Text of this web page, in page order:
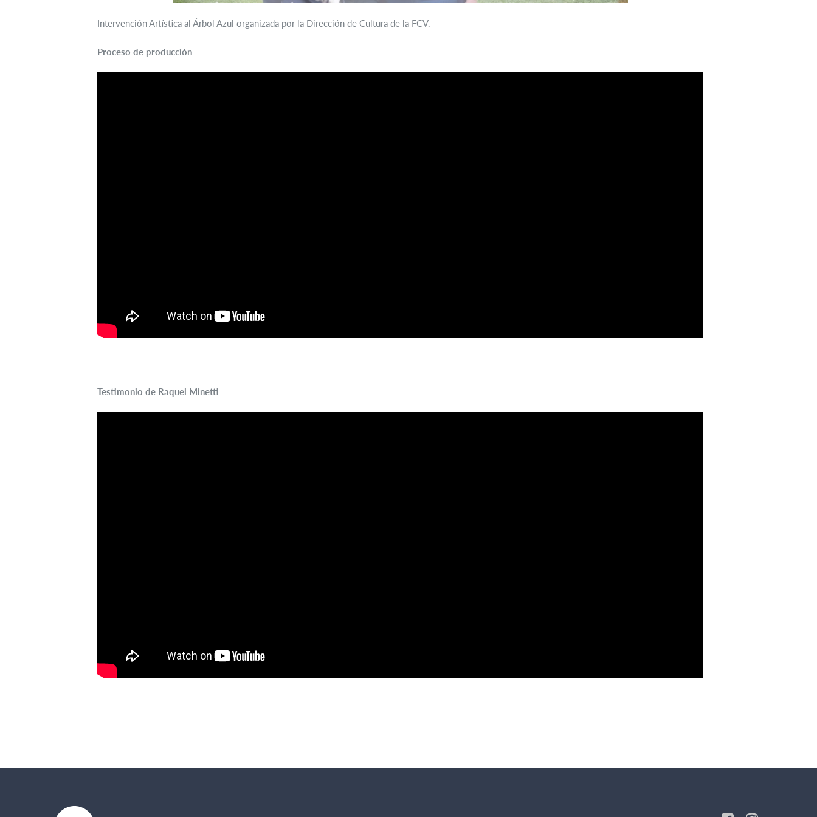
Intervención Artística al Árbol Azul organizada por la Dirección de Cultura de la FCV.
Proceso de producción
Testimonio de Raquel Minetti